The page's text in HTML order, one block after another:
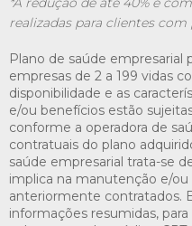
realizadas para clientes
Plano de saúde empresarial
empresas de 2 a 199 vidas
disponibilidade e as
e/ou benefícios estão
conforme a operadora de
contratuais do plano
saúde empresarial trata-se
implica na manutenção e/
anteriormente contratados.
informações resumidas,